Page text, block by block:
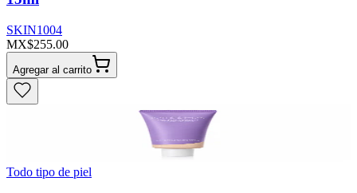
SKIN1004
MX$255.00
Agregar al carrito
Todo tipo de piel